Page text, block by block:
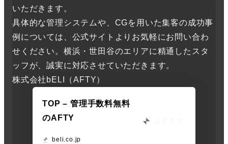
いただきます。
具体的な管理システムや、CGを用いた集客の成功事
例については、公式サイトよりお気軽にお問い合わ
せください。横浜・世田谷のエリアに精通したスタ
ッフが、誠実に対応させていただきます。
株式会社bELI（AFTY）
TOP – 管理手数料無料
のAFTY
beli.co.jp